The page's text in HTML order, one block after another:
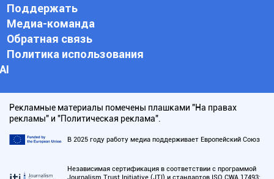
Поддержать
Медиа-команда
Обратная связь
Политика использования
АI
Рекламные материалы помечены плашками "На правах
рекламы" и "Политическая реклама".
В 2025 году работу медиа поддерживает Европейский Союз
Независимая сертификация в соответствии с программой